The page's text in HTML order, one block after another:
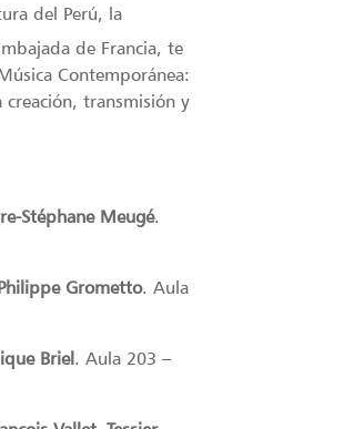
del Perú, la
de Francia, te
Contemporánea:
transmisión y
Stéphane Meugé.
Grometto. Aula
Briel. Aula 203 –